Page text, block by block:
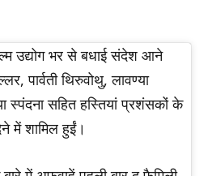
उद्योग भर से बधाई संदेश आने
पार्वती थिरुवोथु, लावण्या
स्पंदना सहित हस्तियां प्रशंसकों के
में शामिल हुईं।